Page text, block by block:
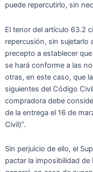
puede repercutirlo, sin
El tenor del artículo 63.2
repercusión, sin sujetarlo
precepto a establecer
se hará conforme a las
otras, en este caso, que
siguientes del Código
compradora debe
de la entrega el 16 de
Civil)”.
Sin perjuicio de ello, el
pactar la imposibilidad de